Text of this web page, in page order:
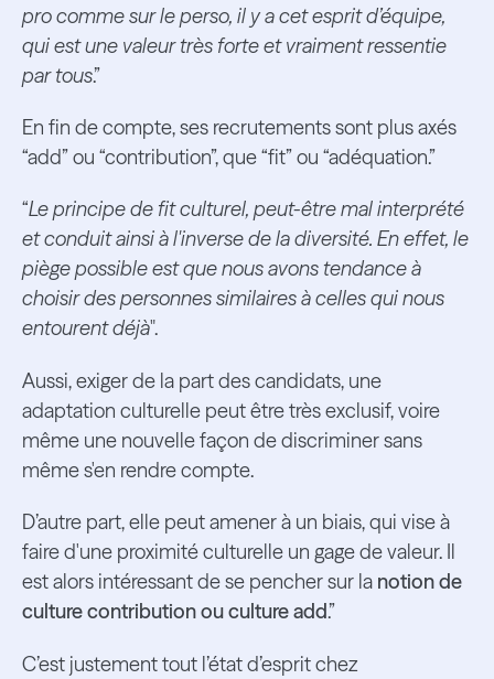
pro comme sur le perso, il y a cet esprit d’équipe,
qui est une valeur très forte et vraiment ressentie
par tous.”
En fin de compte, ses recrutements sont plus axés
“add” ou “contribution”, que “fit” ou “adéquation.”
“Le principe de fit culturel, peut-être mal interprété
et conduit ainsi à l'inverse de la diversité. En effet, le
piège possible est que nous avons tendance à
choisir des personnes similaires à celles qui nous
entourent déjà".
Aussi, exiger de la part des candidats, une
adaptation culturelle peut être très exclusif, voire
même une nouvelle façon de discriminer sans
même s'en rendre compte.
D’autre part, elle peut amener à un biais, qui vise à
faire d'une proximité culturelle un gage de valeur. Il
est alors intéressant de se pencher sur la notion de
culture contribution ou culture add.”
C’est justement tout l’état d’esprit chez